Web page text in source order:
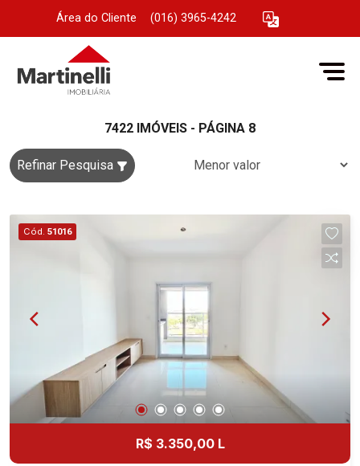
Área do Cliente (016) 3965-4242
7422 IMÓVEIS - PÁGINA 8
Refinar Pesquisa
Cód. 51016
R$ 3.350,00 L